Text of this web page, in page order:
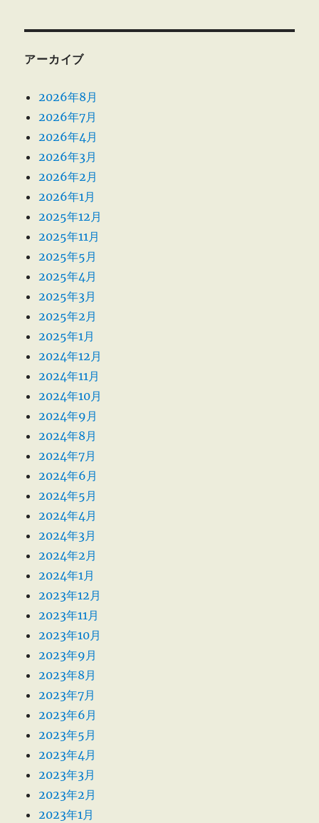
アーカイブ
2026年8月
2026年7月
2026年4月
2026年3月
2026年2月
2026年1月
2025年12月
2025年11月
2025年5月
2025年4月
2025年3月
2025年2月
2025年1月
2024年12月
2024年11月
2024年10月
2024年9月
2024年8月
2024年7月
2024年6月
2024年5月
2024年4月
2024年3月
2024年2月
2024年1月
2023年12月
2023年11月
2023年10月
2023年9月
2023年8月
2023年7月
2023年6月
2023年5月
2023年4月
2023年3月
2023年2月
2023年1月